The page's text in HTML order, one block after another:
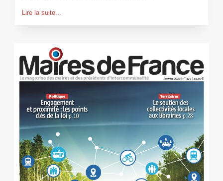
Lire la suite...